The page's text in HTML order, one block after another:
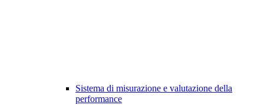
Sistema di misurazione e valutazione della
performance